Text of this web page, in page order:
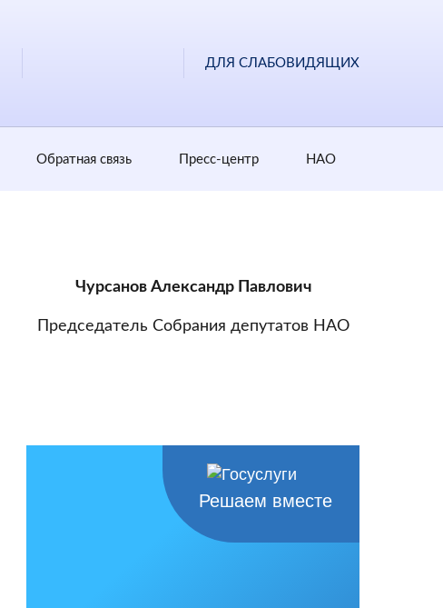
ДЛЯ СЛАБОВИДЯЩИХ
Обратная cвязь Пресс-центр НАО
Чурсанов Александр Павлович
Председатель Собрания депутатов НАО
Решаем вместе